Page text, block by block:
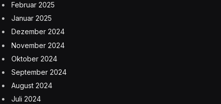
Februar 2025
Januar 2025
Dezember 2024
November 2024
Oktober 2024
September 2024
August 2024
Juli 2024